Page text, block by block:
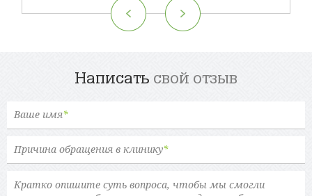
Написать свой отзыв
Ваше имя*
Причина обращения в клинику*